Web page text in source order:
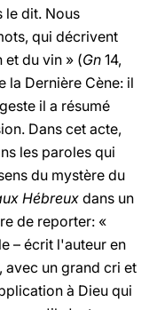
le dit. Nous
qui décrivent
et du vin » (Gn 14,
la Dernière Cène: il
il a résumé
Dans cet acte,
les paroles qui
du mystère du
Hébreux dans un
de reporter: «
– écrit l'auteur en
avec un grand cri et
à Dieu qui